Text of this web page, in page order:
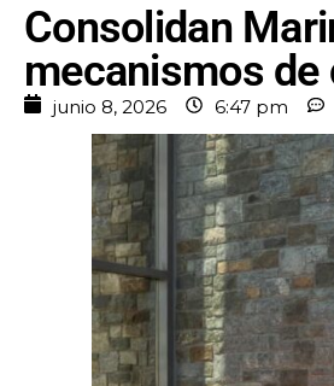
Consolidan
mecanismos de
junio 8, 2026 6:47 pm